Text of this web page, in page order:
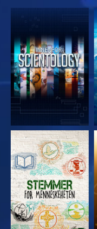
UTFORSK SERIEN